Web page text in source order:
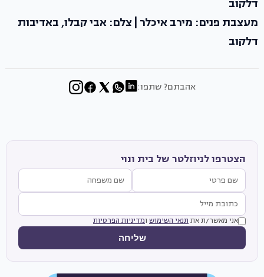
מעצבת פנים: מירב איכלר | צלם: אבי קבלו, באדיבות
דלקוב
אהבתם? שתפו:
הצטרפו לניוזלטר של בית ונוי
אני מאשר/ת את תנאי השימוש ומדיניות הפרטיות
שליחה